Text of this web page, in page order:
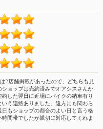
2店舗掲載があったので、どちらも見
ョップは売約済みでオアシスさんか
した翌日に近場にバイクの納車有り
う連絡ありました。遠方にも関わら
もショップの都合のよい日と言う格
間帯でしたが親切に対応してくれま